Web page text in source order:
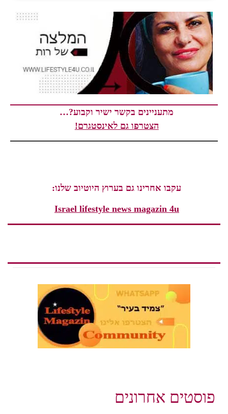
מתעניינים בקשר ישיר וקבוע?…
הצטרפו גם לאינסטגרם!
עקבו אחרינו גם בערוץ היוטיוב שלנו:
Israel lifestyle news magazin 4u
פוסטים אחרונים